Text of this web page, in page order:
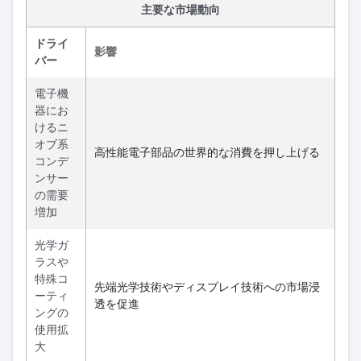
主要な市場動向
ドライ
バー
影響
電子機
器にお
けるニ
オブ系
コンデ
ンサー
の需要
増加
高性能電子部品の世界的な消費を押し上げる
光学ガ
ラスや
特殊コ
ーティ
ングの
使用拡
大
先端光学技術やディスプレイ技術への市場浸
透を促進